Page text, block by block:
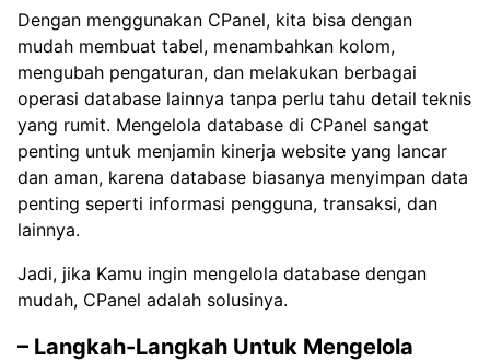
Dengan menggunakan CPanel, kita bisa dengan
mudah membuat tabel, menambahkan kolom,
mengubah pengaturan, dan melakukan berbagai
operasi database lainnya tanpa perlu tahu detail teknis
yang rumit. Mengelola database di CPanel sangat
penting untuk menjamin kinerja website yang lancar
dan aman, karena database biasanya menyimpan data
penting seperti informasi pengguna, transaksi, dan
lainnya.
Jadi, jika Kamu ingin mengelola database dengan
mudah, CPanel adalah solusinya.
– Langkah-Langkah Untuk Mengelola